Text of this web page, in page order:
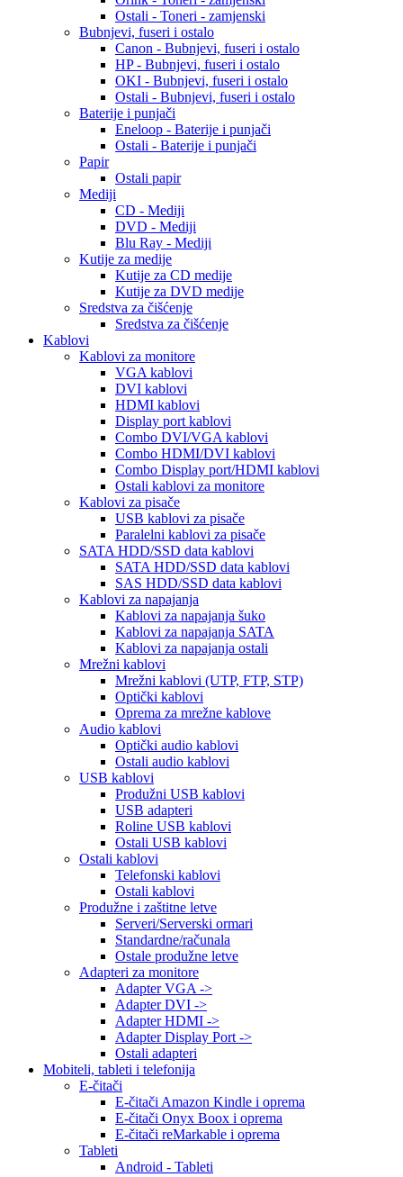
Ostali - Toneri - zamjenski
Bubnjevi, fuseri i ostalo
Canon - Bubnjevi, fuseri i ostalo
HP - Bubnjevi, fuseri i ostalo
OKI - Bubnjevi, fuseri i ostalo
Ostali - Bubnjevi, fuseri i ostalo
Baterije i punjači
Eneloop - Baterije i punjači
Ostali - Baterije i punjači
Papir
Ostali papir
Mediji
CD - Mediji
DVD - Mediji
Blu Ray - Mediji
Kutije za medije
Kutije za CD medije
Kutije za DVD medije
Sredstva za čišćenje
Sredstva za čišćenje
Kablovi
Kablovi za monitore
VGA kablovi
DVI kablovi
HDMI kablovi
Display port kablovi
Combo DVI/VGA kablovi
Combo HDMI/DVI kablovi
Combo Display port/HDMI kablovi
Ostali kablovi za monitore
Kablovi za pisače
USB kablovi za pisače
Paralelni kablovi za pisače
SATA HDD/SSD data kablovi
SATA HDD/SSD data kablovi
SAS HDD/SSD data kablovi
Kablovi za napajanja
Kablovi za napajanja šuko
Kablovi za napajanja SATA
Kablovi za napajanja ostali
Mrežni kablovi
Mrežni kablovi (UTP, FTP, STP)
Optički kablovi
Oprema za mrežne kablove
Audio kablovi
Optički audio kablovi
Ostali audio kablovi
USB kablovi
Produžni USB kablovi
USB adapteri
Roline USB kablovi
Ostali USB kablovi
Ostali kablovi
Telefonski kablovi
Ostali kablovi
Produžne i zaštitne letve
Serveri/Serverski ormari
Standardne/računala
Ostale produžne letve
Adapteri za monitore
Adapter VGA ->
Adapter DVI ->
Adapter HDMI ->
Adapter Display Port ->
Ostali adapteri
Mobiteli, tableti i telefonija
E-čitači
E-čitači Amazon Kindle i oprema
E-čitači Onyx Boox i oprema
E-čitači reMarkable i oprema
Tableti
Android - Tableti